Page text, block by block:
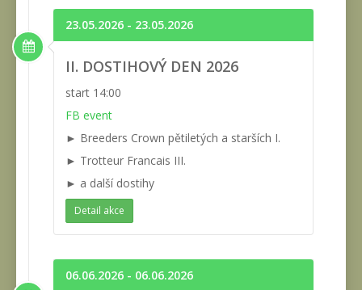
23.05.2026 - 23.05.2026
II. DOSTIHOVÝ DEN 2026
start 14:00
FB event
► Breeders Crown pětiletých a starších I.
► Trotteur Francais III.
► a další dostihy
Detail akce
06.06.2026 - 06.06.2026